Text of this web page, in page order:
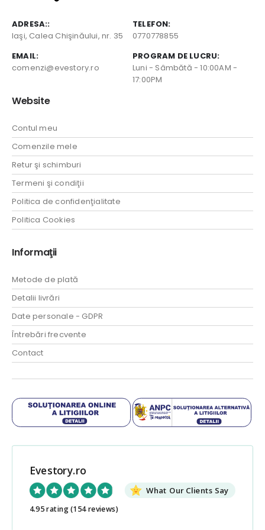
ADRESA::
Iaşi, Calea Chişinăului, nr. 35
TELEFON:
0770778855
EMAIL:
comenzi@evestory.ro
PROGRAM DE LUCRU:
Luni - Sâmbătă - 10:00AM -
17:00PM
Website
Contul meu
Comenzile mele
Retur şi schimburi
Termeni şi condiţii
Politica de confidenţialitate
Politica Cookies
Informaţii
Metode de plată
Detalii livrări
Date personale - GDPR
Întrebări frecvente
Contact
Evestory.ro
What Our Clients Say
4.95 rating(154 reviews)